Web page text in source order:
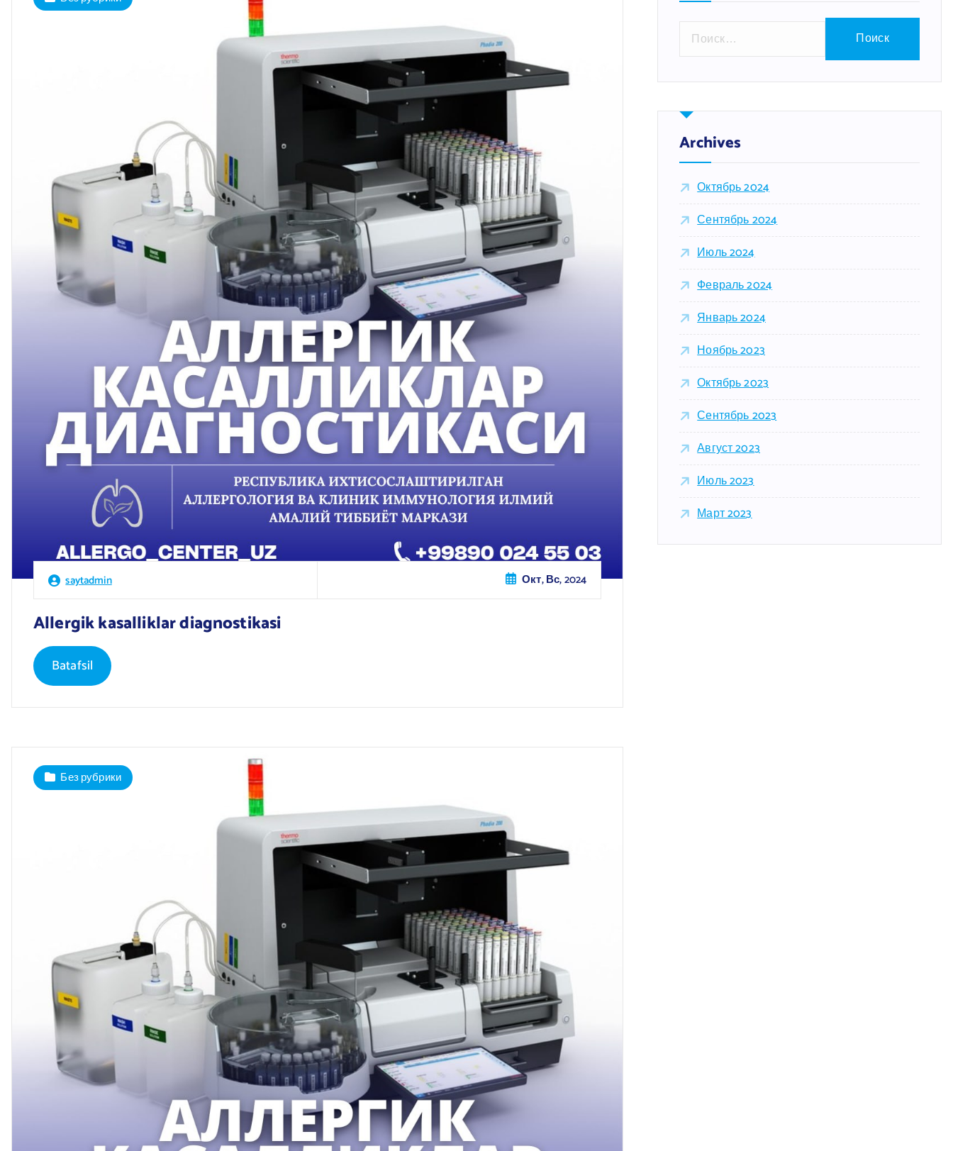
saytadmin Окт, Вс, 2024
Allergik kasalliklar diagnostikasi
Batafsil
Без рубрики
т
:
Archives
Октябрь 2024
Сентябрь 2024
Июль 2024
Февраль 2024
Январь 2024
Ноябрь 2023
Октябрь 2023
Сентябрь 2023
Август 2023
Июль 2023
Март 2023